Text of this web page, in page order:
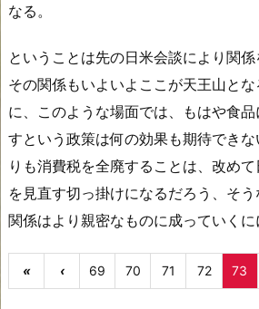
なる。
ということは先の日米会談により関係
その関係もいよいよここが天王山と
に、このような場面では、もはや食
すという政策は何の効果も期待でき
りも消費税を全廃することは、改め
を見直す切っ掛けになるだろう、そ
関係はより親密なものに成っていくに
« ‹ 69 70 71 72 73